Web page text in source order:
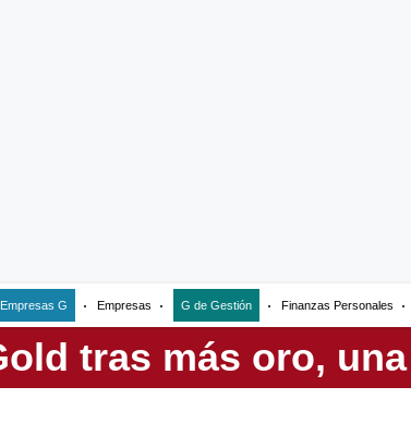
Empresas G Empresas G de Gestión Finanzas Personales